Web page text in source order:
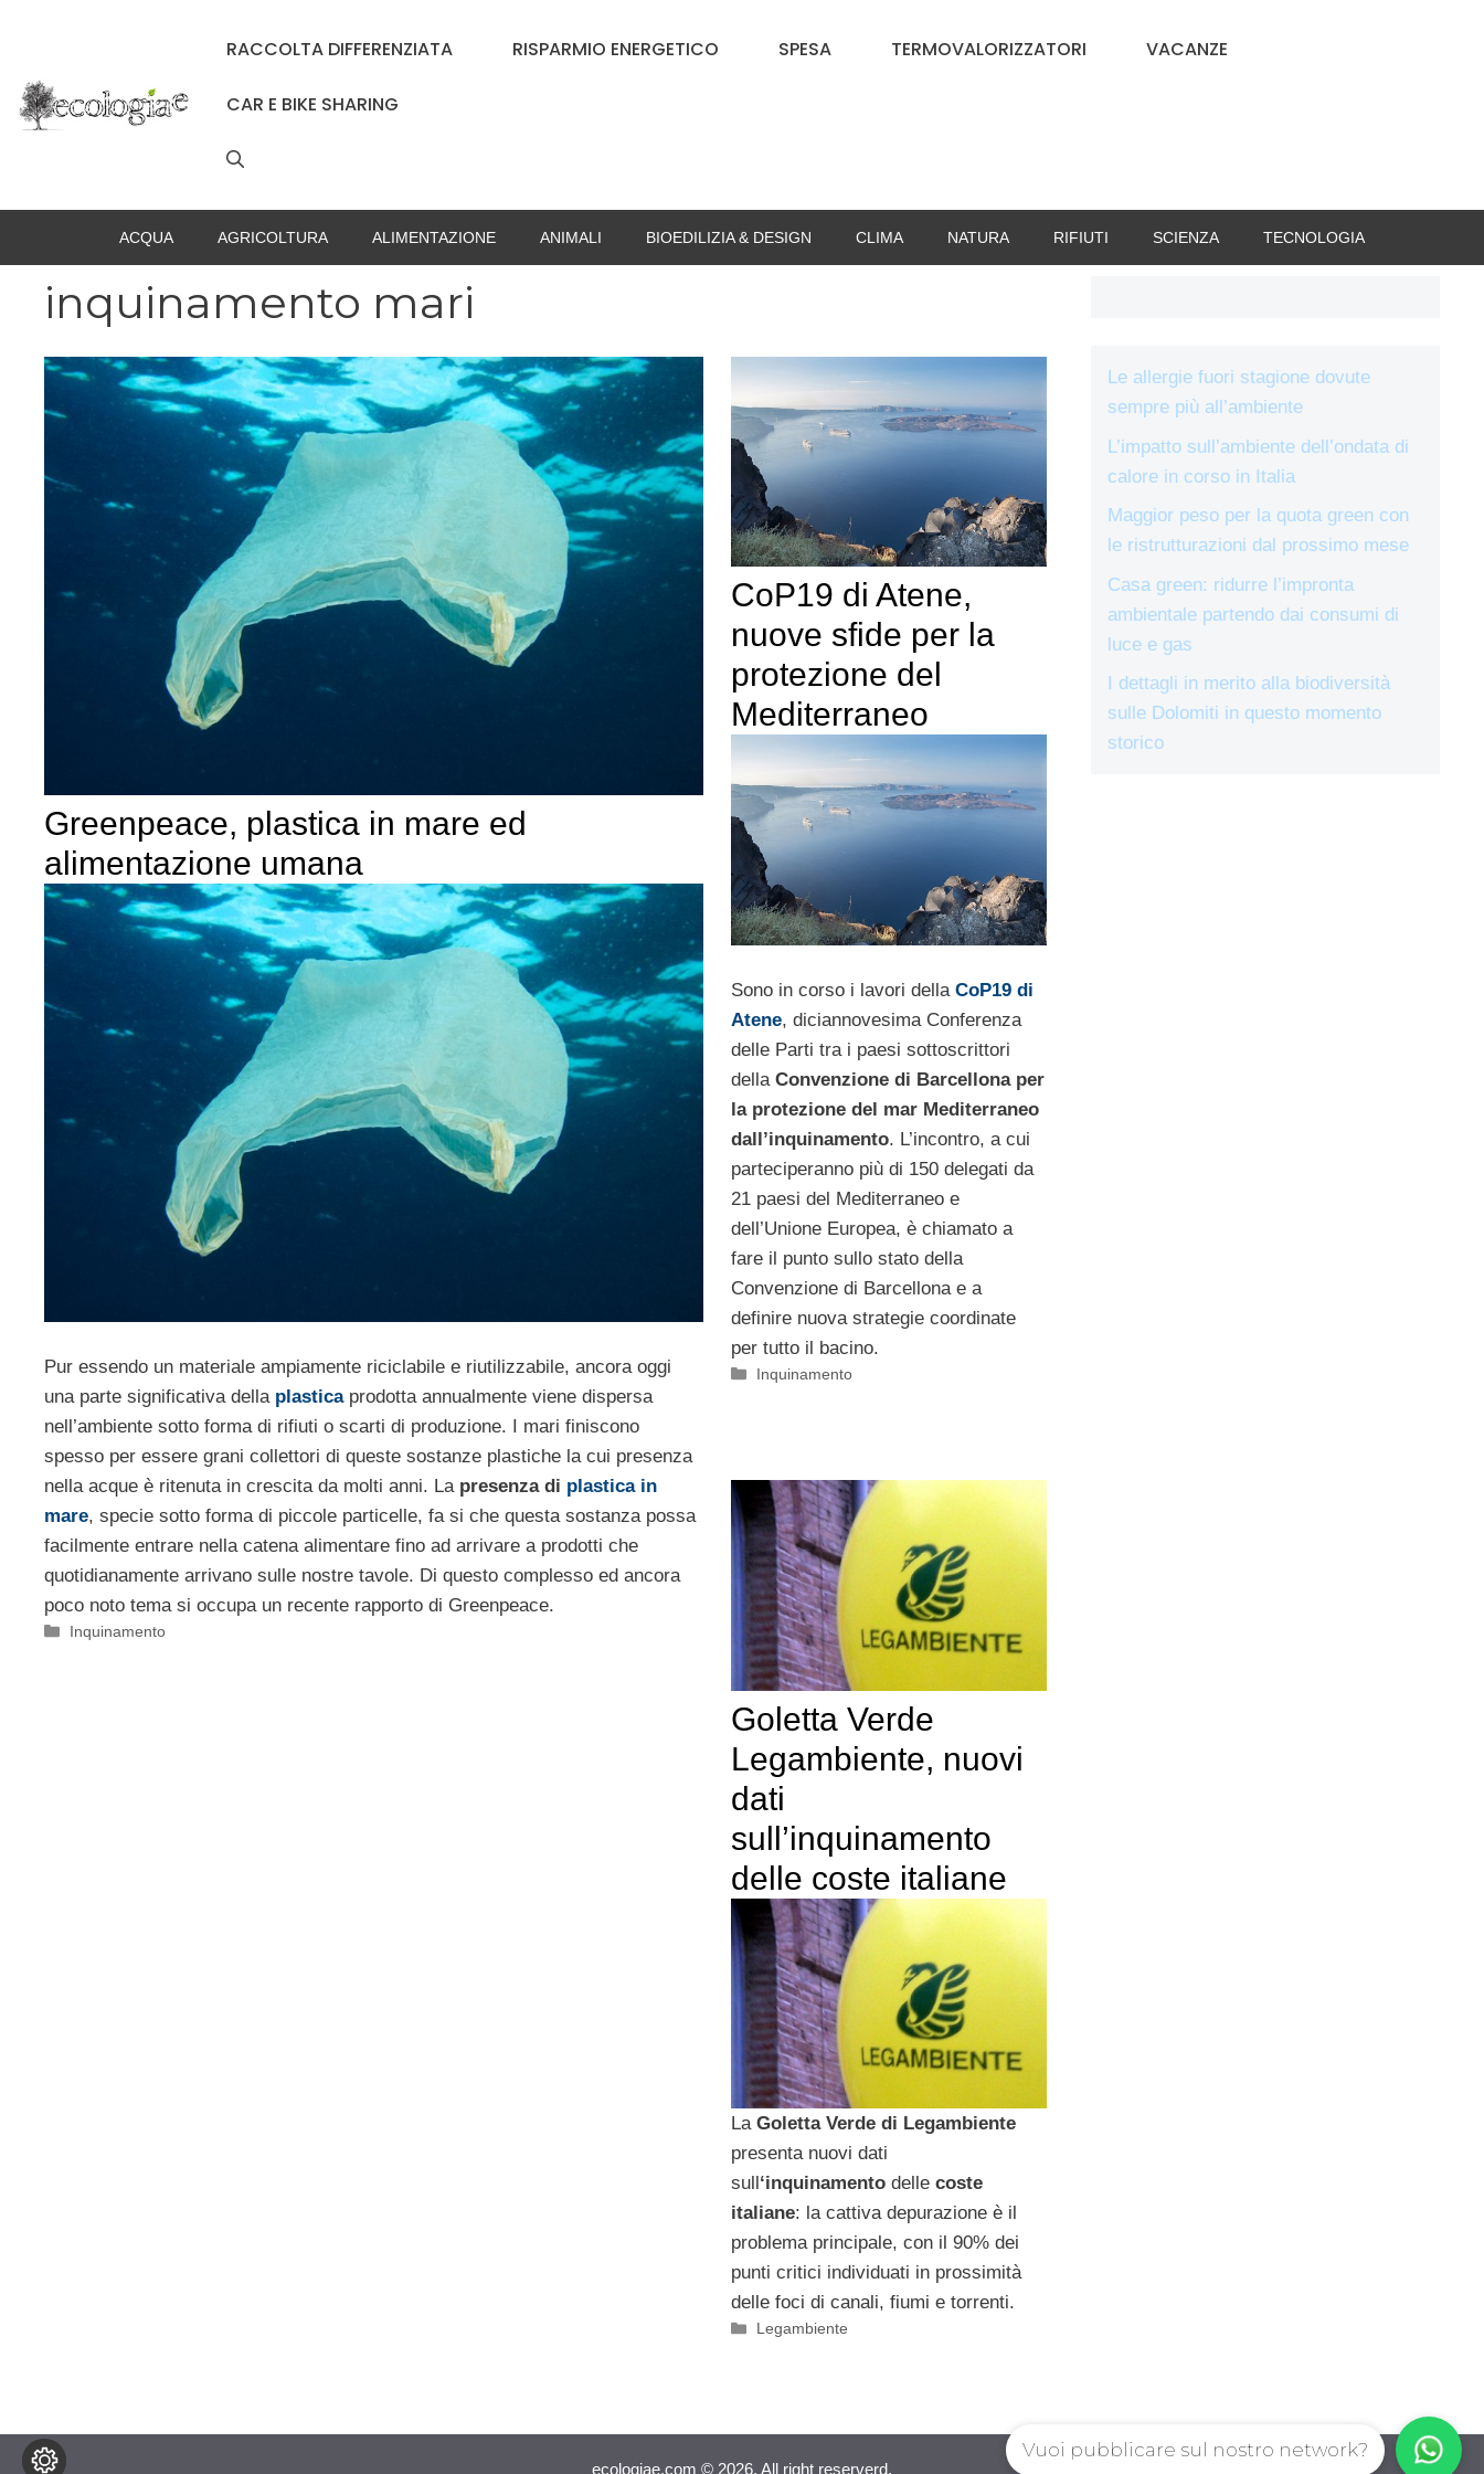
RACCOLTA DIFFERENZIATA RISPARMIO ENERGETICO SPESA TERMOVALORIZZATORI VACANZE
CAR E BIKE SHARING
ACQUA AGRICOLTURA ALIMENTAZIONE ANIMALI BIOEDILIZIA & DESIGN CLIMA NATURA RIFIUTI SCIENZA TECNOLOGIA
inquinamento mari
Greenpeace, plastica in mare ed
alimentazione umana
Pur essendo un materiale ampiamente riciclabile e riutilizzabile, ancora oggi
una parte significativa della plasticaprodotta annualmente viene dispersa
nell’ambiente sotto forma di rifiuti o scarti di produzione. I mari finiscono
spesso per essere grani collettori di queste sostanze plastiche la cui presenza
nella acque è ritenuta in crescita da molti anni. La presenza di plastica in
mare, specie sotto forma di piccole particelle, fa si che questa sostanza possa
facilmente entrare nella catena alimentare fino ad arrivare a prodotti che
quotidianamente arrivano sulle nostre tavole. Di questo complesso ed ancora
poco noto tema si occupa un recente rapporto di Greenpeace.
Categorie
Inquinamento
CoP19 di Atene,
nuove sfide per la
protezione del
Mediterraneo
Sono in corso i lavori della CoP19 di
Atene, diciannovesima Conferenza
delle Parti tra i paesi sottoscrittori
della Convenzione di Barcellona per
la protezione del mar Mediterraneo
dall’inquinamento. L’incontro, a cui
parteciperanno più di 150 delegati da
21 paesi del Mediterraneo e
dell’Unione Europea, è chiamato a
fare il punto sullo stato della
Convenzione di Barcellona e a
definire nuova strategie coordinate
per tutto il bacino.
Categorie
Inquinamento
Goletta Verde
Legambiente, nuovi
dati
sull’inquinamento
delle coste italiane
La Goletta Verde di Legambiente
presenta nuovi dati
sull ‘inquinamentodelle coste
italiane: la cattiva depurazione è il
problema principale, con il 90% dei
punti critici individuati in prossimità
delle foci di canali, fiumi e torrenti.
Categorie
Legambiente
Le allergie fuori stagione dovute
sempre più all’ambiente
L’impatto sull’ambiente dell’ondata di
calore in corso in Italia
Maggior peso per la quota green con
le ristrutturazioni dal prossimo mese
Casa green: ridurre l’impronta
ambientale partendo dai consumi di
luce e gas
I dettagli in merito alla biodiversità
sulle Dolomiti in questo momento
storico
ecologiae.com © 2026. All right reserverd.
Vuoi pubblicare sul nostro network?